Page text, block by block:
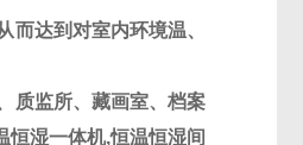
达到对室内环境温、
质监所、藏画室、档案
恒湿一体机,恒温恒湿间